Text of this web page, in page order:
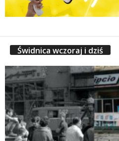
Świdnica wczoraj i dziś